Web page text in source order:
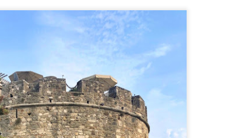
vărsare a râului Daugava. Riga este cel mai mare
iar centrul istoric al orașului a fost inclus în anul
din patrimoniul cultural mondial UNESCO.
Scurtă istorie a orașului
Riga este amplasată pe locul unei așezări antice a
antic fino-ugric, la confluența râurilor Daugava și
Ridzene era cunoscut la începuturi sub numele de
numele său orașului.